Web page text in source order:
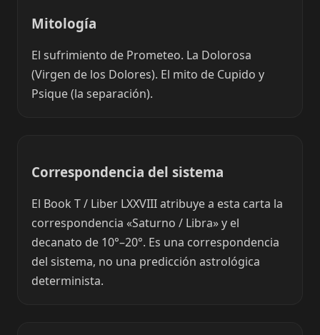
Mitología
El sufrimiento de Prometeo. La Dolorosa
(Virgen de los Dolores). El mito de Cupido y
Psique (la separación).
Correspondencia del sistema
El Book T / Liber LXXVIII atribuye a esta carta la
correspondencia «Saturno / Libra» y el
decanato de 10°–20°. Es una correspondencia
del sistema, no una predicción astrológica
determinista.